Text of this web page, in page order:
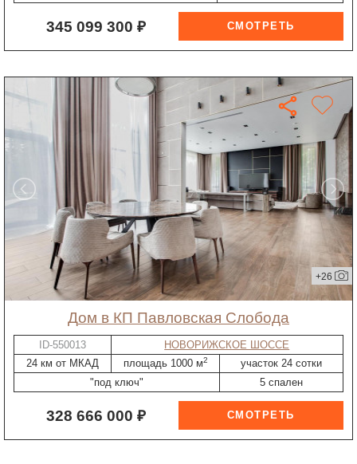
345 099 300 ₽
+26
дом в КП Павловская Слобода
ID-550013
НОВОРИЖСКОЕ ШОССЕ
24 км от МКАД
площадь 1000 м2
участок 24 сотки
"под ключ"
5 спален
328 666 000 ₽